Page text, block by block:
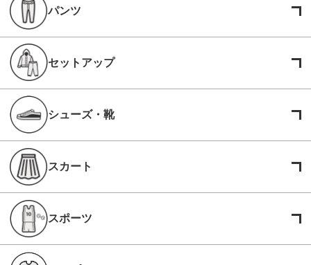
パンツ
セットアップ
シューズ・靴
スカート
スポーツ